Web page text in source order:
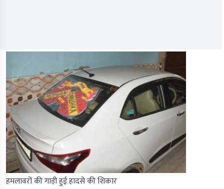
हमलावरों की गाड़ी हुई हादसे की शिकार